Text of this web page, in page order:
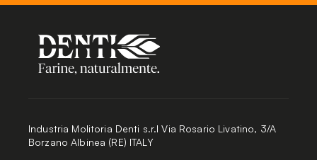
Industria Molitoria Denti s.r.l Via Rosario Livatino, 3/A
Borzano Albinea (RE) ITALY